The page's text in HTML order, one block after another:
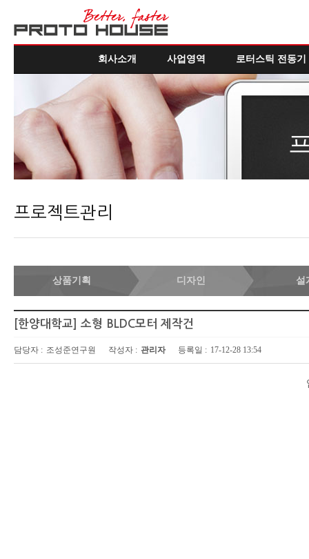
회사소개 사업영역 로터스틱 전동기
프로젝트관리
상품기획 디자인 설
[한양대학교] 소형 BLDC모터 제작건
담당자 : 조성준연구원 작성자 : 관리자 등록일 : 17-12-28 13:54